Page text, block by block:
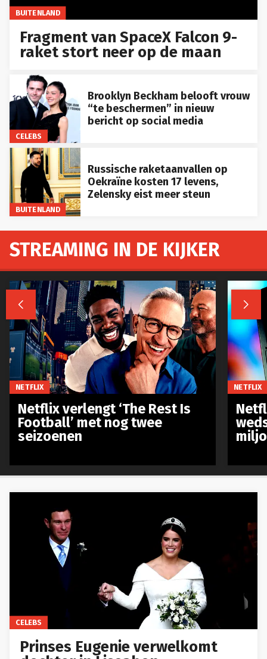
BUITENLAND
Fragment van SpaceX Falcon 9-
raket stort neer op de maan
CELEBS
Brooklyn Beckham belooft vrouw
“te beschermen” in nieuw
bericht op social media
BUITENLAND
Russische raketaanvallen op
Oekraïne kosten 17 levens,
Zelensky eist meer steun
CELEBS
Prinses Eugenie verwelkomt
STREAMING IN DE KIJKER
 
NETFLIX
Netflix verlengt ‘The Rest Is
Football’ met nog twee
seizoenen
NETFLIX